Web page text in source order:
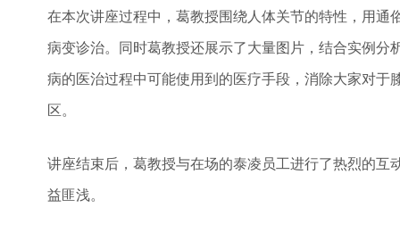
在本次讲座过程中，葛教授围绕人体关节的特性，用
病变诊治。同时葛教授还展示了大量图片，结合实例
病的医治过程中可能使用到的医疗手段，消除大家对
区。
讲座结束后，葛教授与在场的泰凌员工进行了热烈的
益匪浅。